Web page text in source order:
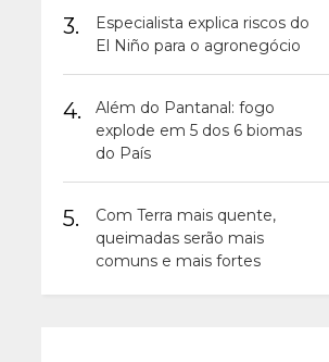
3.
Especialista explica riscos do
El Niño para o agronegócio
4.
Além do Pantanal: fogo
explode em 5 dos 6 biomas
do País
5.
Com Terra mais quente,
queimadas serão mais
comuns e mais fortes